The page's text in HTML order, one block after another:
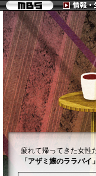
疲れて帰ってきた女
「アザミ嬢のララバ